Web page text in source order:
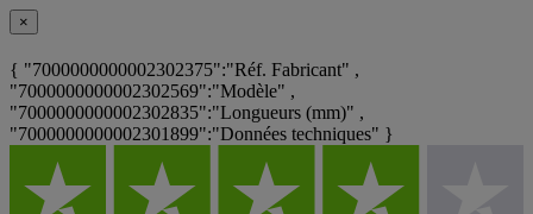
×
{ "7000000000002302375":"Réf. Fabricant" ,
"7000000000002302569":"Modèle" ,
"7000000000002302835":"Longueurs (mm)" ,
"7000000000002301899":"Données techniques" }